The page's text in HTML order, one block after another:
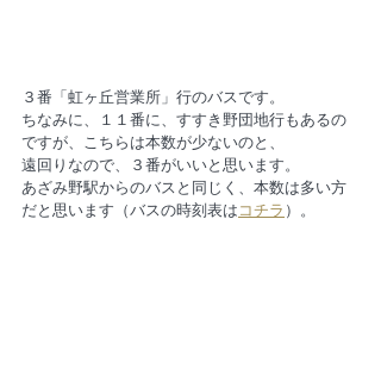
３番「虹ヶ丘営業所」行のバスです。
ちなみに、１１番に、すすき野団地行もあるの
ですが、こちらは本数が少ないのと、
遠回りなので、３番がいいと思います。
あざみ野駅からのバスと同じく、本数は多い方
だと思います（バスの時刻表は コチラ ）。